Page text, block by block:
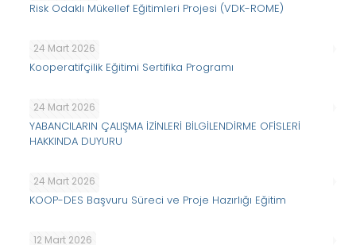
Risk Odaklı Mükellef Eğitimleri Projesi (VDK-ROME)
24 Mart 2026
Kooperatifçilik Eğitimi Sertifika Programı
24 Mart 2026
YABANCILARIN ÇALIŞMA İZİNLERİ BİLGİLENDİRME OFİSLERİ
HAKKINDA DUYURU
24 Mart 2026
KOOP-DES Başvuru Süreci ve Proje Hazırlığı Eğitim
12 Mart 2026